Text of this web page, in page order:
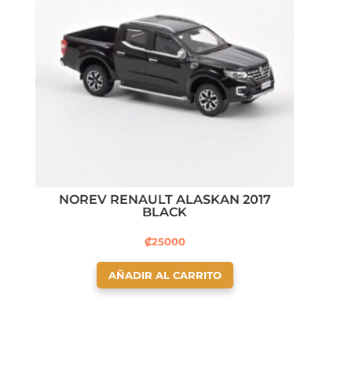
NOREV RENAULT ALASKAN 2017
BLACK
₡25000
AÑADIR AL CARRITO